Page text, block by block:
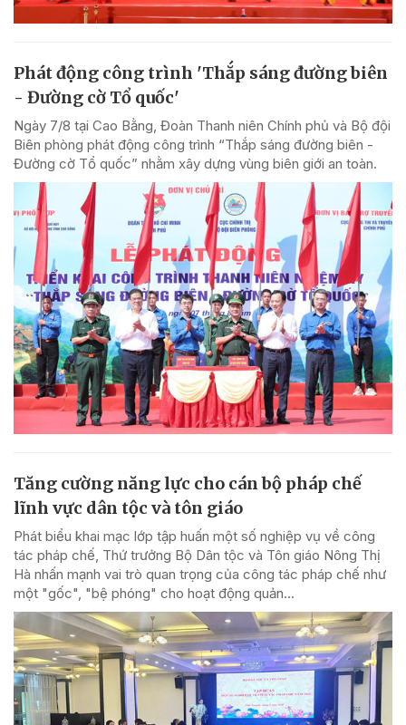
Phát động công trình 'Thắp sáng đường biên
- Đường cờ Tổ quốc'
Ngày 7/8 tại Cao Bằng, Đoàn Thanh niên Chính phủ và Bộ đội
Biên phòng phát động công trình “Thắp sáng đường biên -
Đường cờ Tổ quốc” nhằm xây dựng vùng biên giới an toàn.
Tăng cường năng lực cho cán bộ pháp chế
lĩnh vực dân tộc và tôn giáo
Phát biểu khai mạc lớp tập huấn một số nghiệp vụ về công
tác pháp chế, Thứ trưởng Bộ Dân tộc và Tôn giáo Nông Thị
Hà nhấn mạnh vai trò quan trọng của công tác pháp chế như
một "gốc", "bệ phóng" cho hoạt động quản...